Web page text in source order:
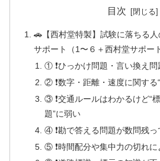
目次
🚗【西村堂特製】試験に落ちる
サポート（1〜６＋西村堂サポー
① ❗ひっかけ問題・言い換え問
② ❗数字・距離・速度に関する
③ ❗交通ルールはわかるけど“
題”に弱い
④ ❗勘で答える問題が数問残っ
⑤ ❗時間配分や集中力の切れ